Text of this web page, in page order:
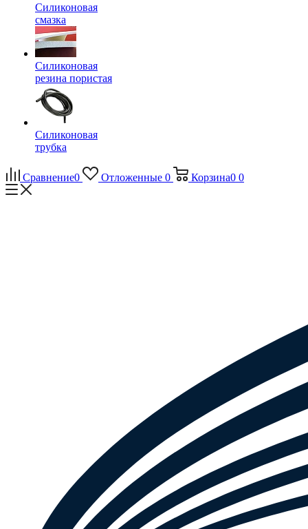
Силиконовая
смазка
Силиконовая
резина пористая
Силиконовая
трубка
Сравнение0 Отложенные 0 Корзина0 0